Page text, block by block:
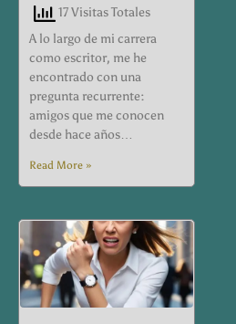
17 Visitas Totales
A lo largo de mi carrera
como escritor, me he
encontrado con una
pregunta recurrente:
amigos que me conocen
desde hace años…
Read More »